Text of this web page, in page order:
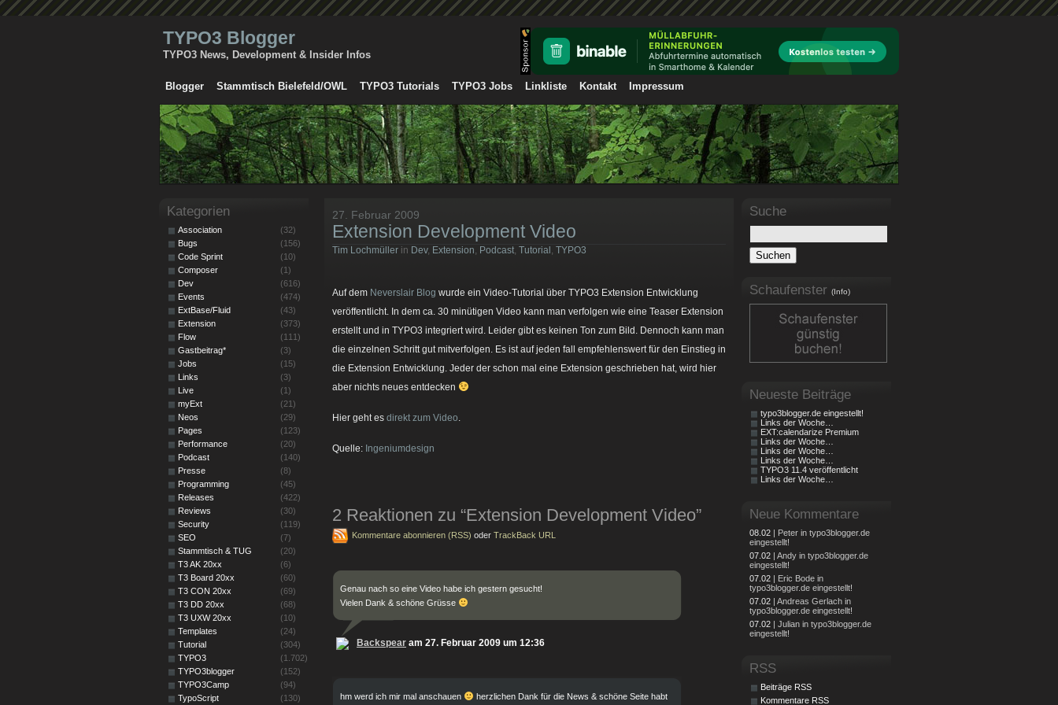
TYPO3 Blogger
TYPO3 News, Development & Insider Infos
Blogger Stammtisch Bielefeld/OWL TYPO3 Tutorials TYPO3 Jobs Linkliste Kontakt Impressum
27. Februar 2009
Extension Development Video
Tim Lochmüller in Dev, Extension, Podcast, Tutorial , TYPO3
Auf dem Neverslair Blog wurde ein Video-Tutorial über TYPO3 Extension Entwicklung
veröffentlicht. In dem ca. 30 minütigen Video kann man verfolgen wie eine Teaser Extension
erstellt und in TYPO3 integriert wird. Leider gibt es keinen Ton zum Bild. Dennoch kann man
die einzelnen Schritt gut mitverfolgen. Es ist auf jeden fall empfehlenswert für den Einstieg in
die Extension Entwicklung. Jeder der schon mal eine Extension geschrieben hat, wird hier
aber nichts neues entdecken
Hier geht es direkt zum Video.
Quelle: Ingeniumdesign
2 Reaktionen zu “Extension Development Video”
Kommentare abonnieren (RSS) oder TrackBack URL
Genau nach so eine Video habe ich gestern gesucht!
Vielen Dank & schöne Grüsse
Backspear am 27. Februar 2009 um 12:36
hm werd ich mir mal anschauen herzlichen Dank für die News & schöne Seite habt
Suche
Schaufenster (Info)
Neueste Beiträge
typo3blogger.de eingestellt!
Links der Woche…
EXT:calendarize Premium
Links der Woche…
Links der Woche…
Links der Woche…
TYPO3 11.4 veröffentlicht
Links der Woche…
Neue Kommentare
08.02 | Peter in typo3blogger.de
eingestellt!
07.02 | Andy in typo3blogger.de
eingestellt!
07.02 | Eric Bode in
typo3blogger.de eingestellt!
07.02 | Andreas Gerlach in
typo3blogger.de eingestellt!
07.02 | Julian in typo3blogger.de
eingestellt!
RSS
Beiträge RSS
Kommentare RSS
Kategorien
Association
(32)
Bugs
(156)
Code Sprint
(10)
Composer
(1)
Dev
(616)
Events
(474)
ExtBase/Fluid
(43)
Extension
(373)
Flow
(111)
Gastbeitrag*
(3)
Jobs
(15)
Links
(3)
Live
(1)
myExt
(21)
Neos
(29)
Pages
(123)
Performance
(20)
Podcast
(140)
Presse
(8)
Programming
(45)
Releases
(422)
Reviews
(30)
Security
(119)
SEO
(7)
Stammtisch & TUG
(20)
T3 AK 20xx
(6)
T3 Board 20xx
(60)
T3 CON 20xx
(69)
T3 DD 20xx
(68)
T3 UXW 20xx
(10)
Templates
(24)
Tutorial
(304)
TYPO3
(1.702)
TYPO3blogger
(152)
TYPO3Camp
(94)
TypoScript
(130)